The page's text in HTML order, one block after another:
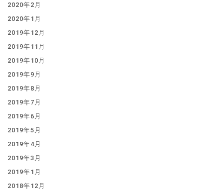
2020年2月
2020年1月
2019年12月
2019年11月
2019年10月
2019年9月
2019年8月
2019年7月
2019年6月
2019年5月
2019年4月
2019年3月
2019年1月
2018年12月